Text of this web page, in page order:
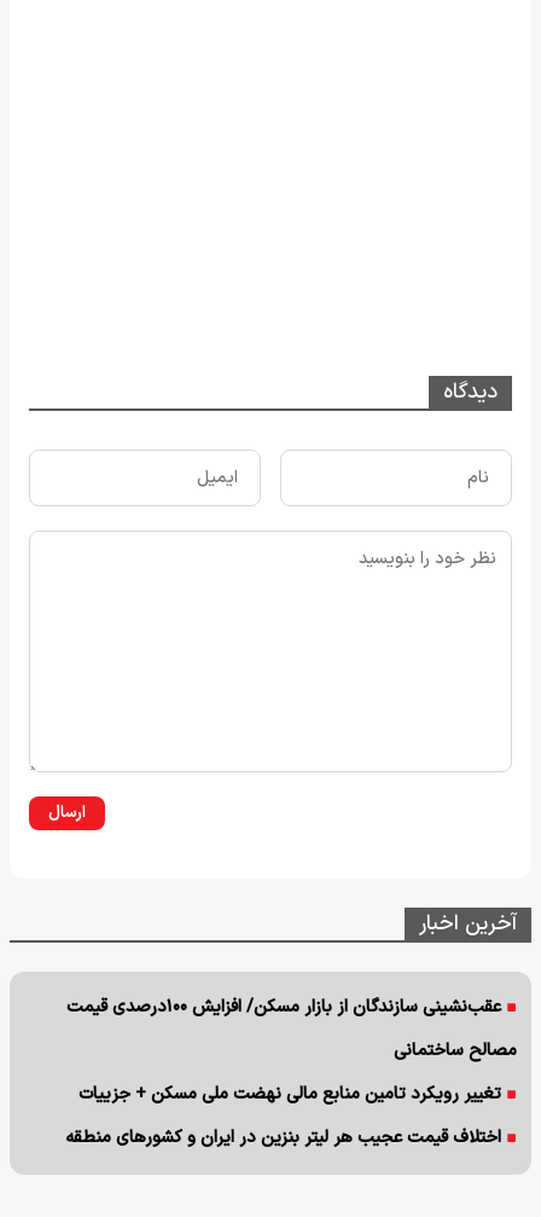
دیدگاه
ارسال
آخرین اخبار
عقب‌نشینی سازندگان از بازار مسکن/ افزایش ۱۰۰درصدی قیمت
مصالح ساختمانی
تغییر رویکرد تامین منابع مالی نهضت ملی مسکن + جزییات
اختلاف قیمت عجیب هر لیتر بنزین در ایران و کشورهای منطقه